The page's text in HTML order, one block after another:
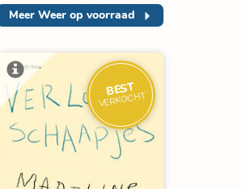
Meer Weer op voorraad
BEST
VERKOCHT